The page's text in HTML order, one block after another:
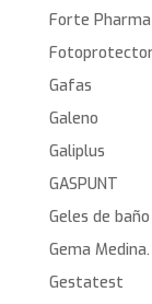
Forte Pharma
Gafas
Galeno
Galiplus
GASPUNT
Geles de baño
Gema
Gestatest